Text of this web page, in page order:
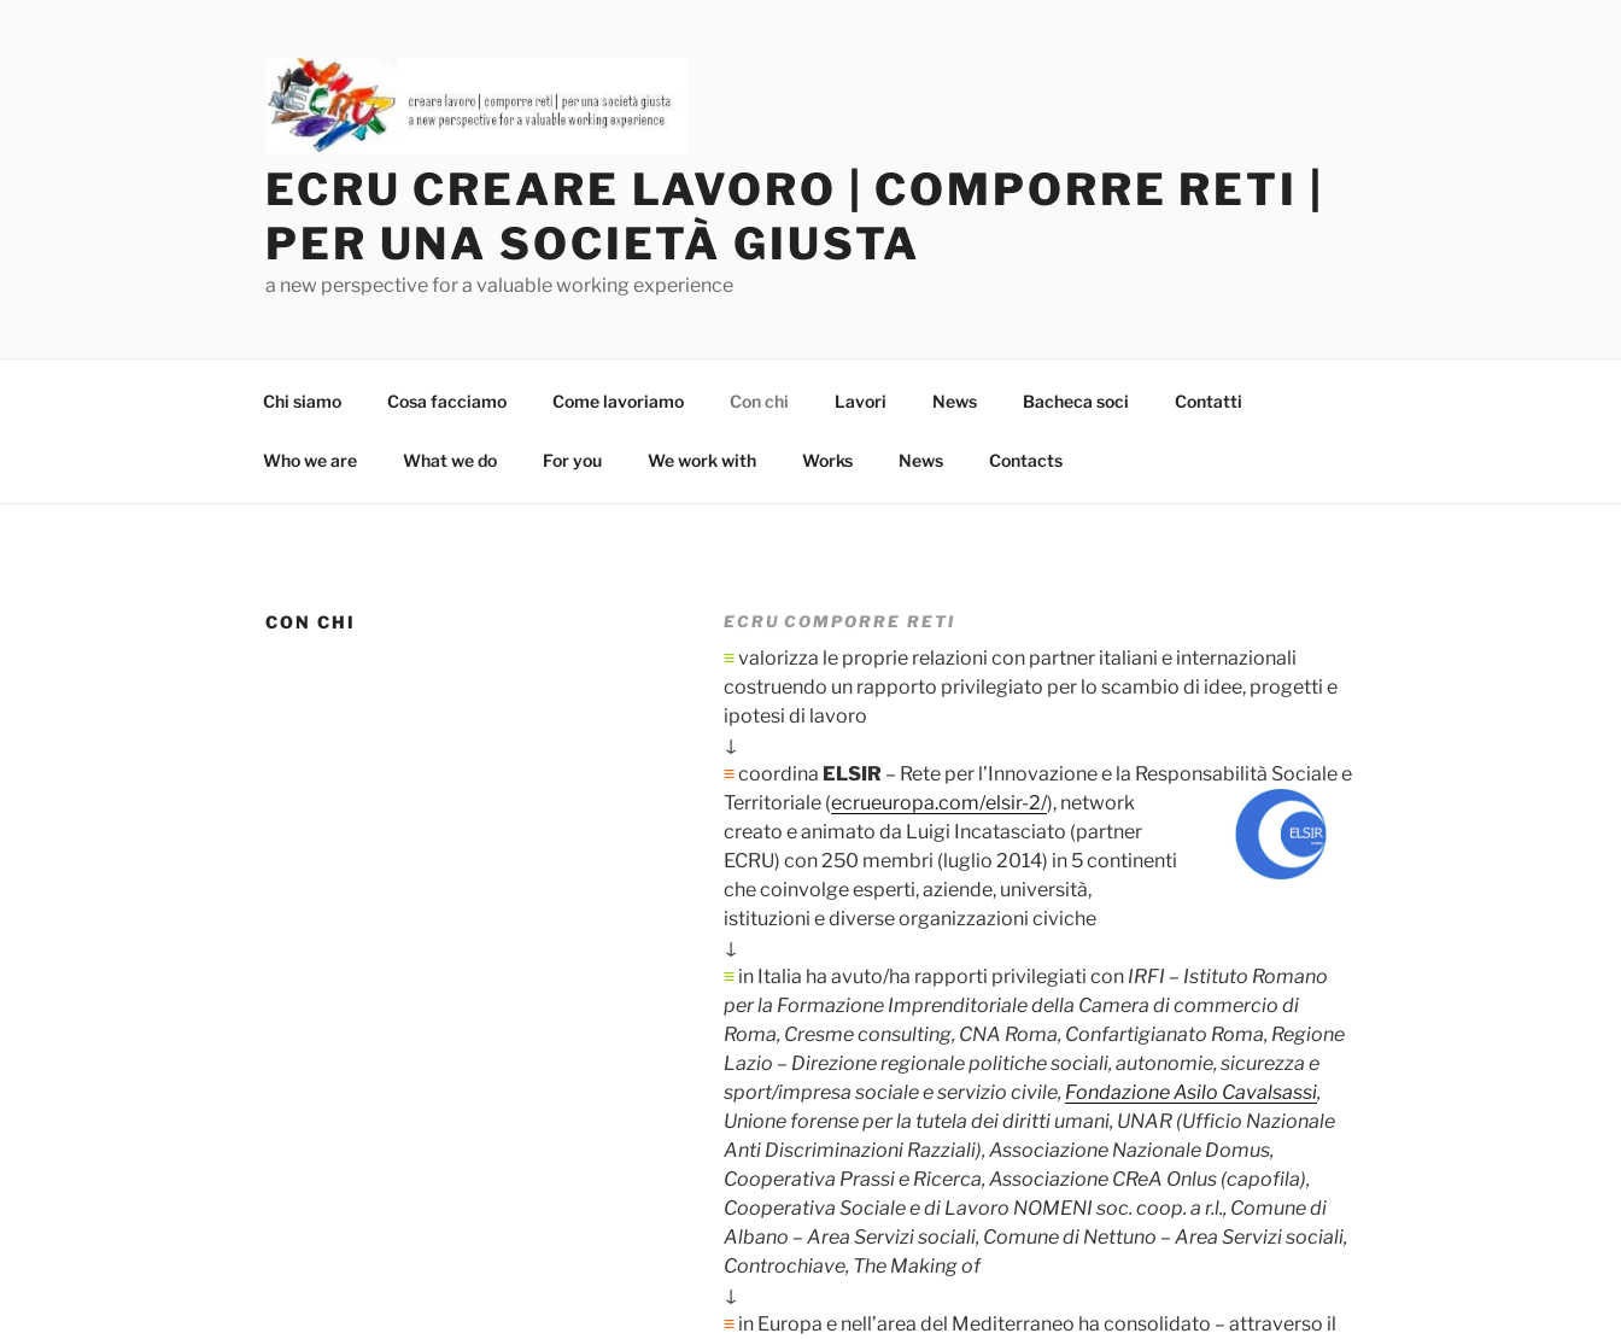
ECRU CREARE LAVORO | COMPORRE RETI |
PER UNA SOCIETÀ GIUSTA
a new perspective for a valuable working experience
Chi siamo Cosa facciamo Come lavoriamo Con chi Lavori News Bacheca soci Contatti
Who we are What we do For you We work with Works News Contacts
CON CHI ECRU COMPORRE RETI
≡valorizza le proprie relazioni con partner italiani e internazionali
costruendo un rapporto privilegiato per lo scambio di idee, progetti e
ipotesi di lavoro
↓
≡coordina ELSIR– Rete per l’Innovazione e la Responsabilità Sociale e
Territoriale (ecrueuropa.com/elsir-2/), network
creato e animato da Luigi Incatasciato (partner
ECRU) con 250 membri (luglio 2014) in 5 continenti
che coinvolge esperti, aziende, università,
istituzioni e diverse organizzazioni civiche
↓
≡ in Italia ha avuto/ha rapporti privilegiati con IRFI – Istituto Romano
per la Formazione Imprenditoriale della Camera di commercio di
Roma, Cresme consulting, CNA Roma, Confartigianato Roma, Regione
Lazio – Direzione regionale politiche sociali, autonomie, sicurezza e
sport/impresa sociale e servizio civile, Fondazione Asilo Cavalsassi,
Unione forense per la tutela dei diritti umani, UNAR (Ufficio Nazionale
Anti Discriminazioni Razziali), Associazione Nazionale Domus,
Cooperativa Prassi e Ricerca, Associazione CReA Onlus (capofila),
Cooperativa Sociale e di Lavoro NOMENI soc. coop. a r.l., Comune di
Albano – Area Servizi sociali, Comune di Nettuno – Area Servizi sociali,
Controchiave, The Making of
↓
≡ in Europa e nell’area del Mediterraneo ha consolidato – attraverso il